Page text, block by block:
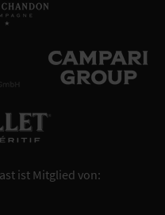
ist Mitglied von: